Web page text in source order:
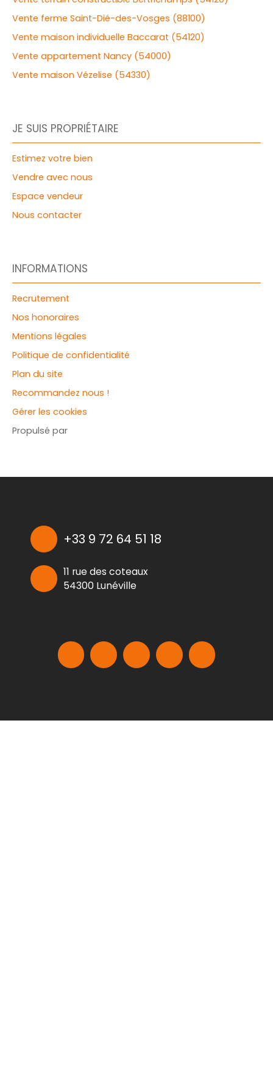
Vente ferme Saint-Dié-des-Vosges (88100)
Vente maison individuelle Baccarat (54120)
Vente appartement Nancy (54000)
Vente maison Vézelise (54330)
JE SUIS PROPRIÉTAIRE
Estimez votre bien
Vendre avec nous
Espace vendeur
Nous contacter
INFORMATIONS
Recrutement
Nos honoraires
Mentions légales
Politique de confidentialité
Plan du site
Recommandez nous !
Gérer les cookies
Propulsé par
+33 9 72 64 51 18
11 rue des coteaux
54300 Lunéville